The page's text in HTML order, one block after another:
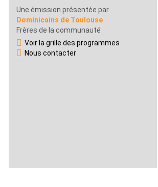
Une émission présentée par
Dominicains de Toulouse
Frères de la communauté
Voir la grille des programmes
Nous contacter